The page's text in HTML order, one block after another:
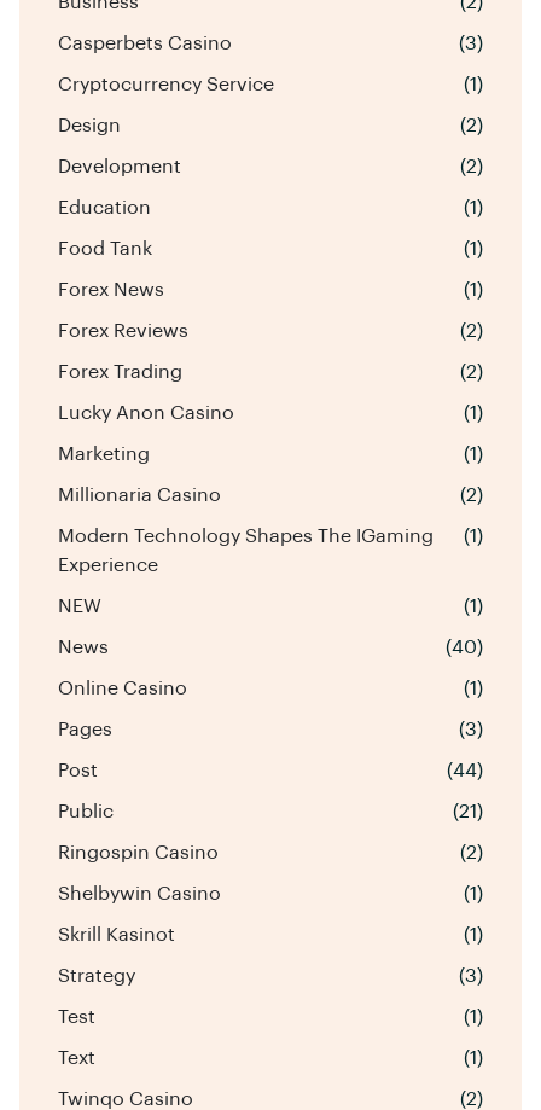
Casperbets Casino (3)
Cryptocurrency Service (1)
Design (2)
Development (2)
Education (1)
Food Tank (1)
Forex News (1)
Forex Reviews (2)
Forex Trading (2)
Lucky Anon Casino (1)
Marketing (1)
Millionaria Casino (2)
Modern Technology Shapes The IGaming
Experience
(1)
NEW (1)
News (40)
Online Casino (1)
Pages (3)
Post (44)
Public (21)
Ringospin Casino (2)
Shelbywin Casino (1)
Skrill Kasinot (1)
Strategy (3)
Test (1)
Text (1)
Twinqo Casino (2)